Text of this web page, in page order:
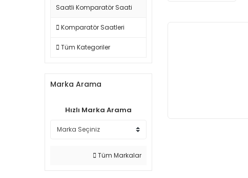
Saatli Komparatör Saati
Komparatör Saatleri
Tüm Kategoriler
Marka Arama
Hızlı Marka Arama
Tüm Markalar